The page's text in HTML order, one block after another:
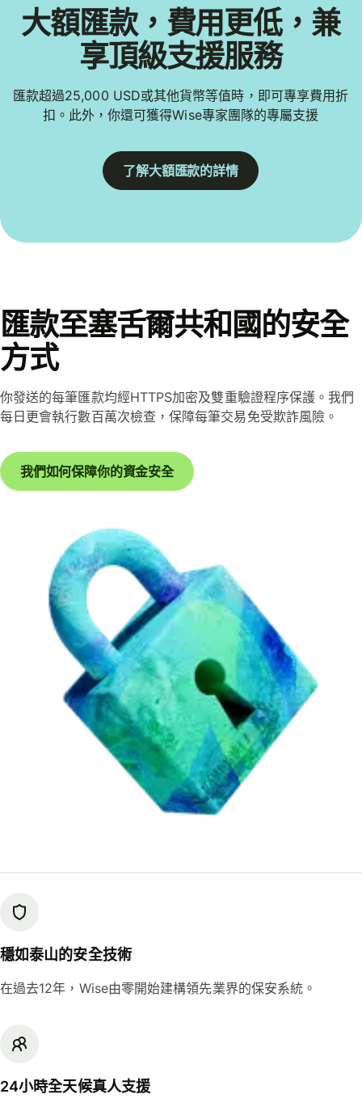
大額匯款，費用更低，兼
享頂級支援服務
匯款超過25,000 USD或其他貨幣等值時，即可專享費用折
扣。此外，你還可獲得Wise專家團隊的專屬支援
了解大額匯款的詳情
匯款至塞舌爾共和國的安全
方式
你發送的每筆匯款均經HTTPS加密及雙重驗證程序保護。我們
每日更會執行數百萬次檢查，保障每筆交易免受欺詐風險。
我們如何保障你的資金安全
穩如泰山的安全技術
在過去12年，Wise由零開始建構領先業界的保安系統。
24小時全天候真人支援